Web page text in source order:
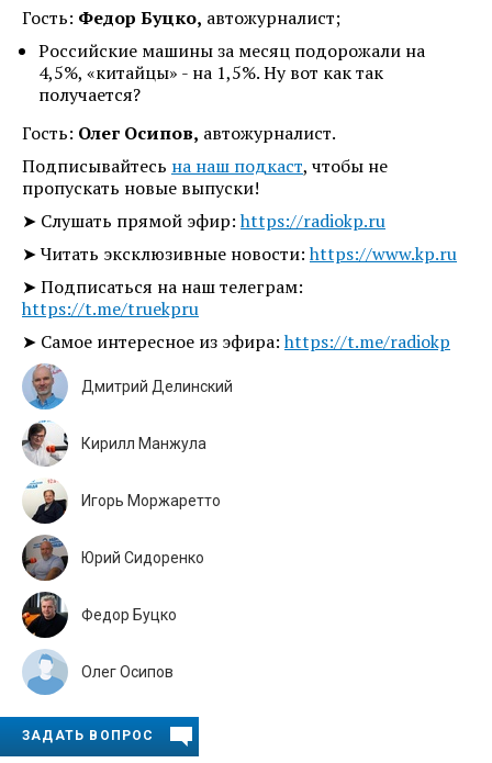
Гость: Федор Буцко, автожурналист;
Российские машины за месяц подорожали на
4,5%, «китайцы» - на 1,5%. Ну вот как так
получается?
Гость: Олег Осипов, автожурналист.
Подписывайтесь на наш подкаст, чтобы не
пропускать новые выпуски!
➤ Слушать прямой эфир:https://radiokp.ru
➤ Читать эксклюзивные новости:https://www.kp.ru
➤ Подписаться на наш телеграм:
https://t.me/truekpru
➤ Самое интересное из эфира:https://t.me/radiokp
Дмитрий Делинский
Кирилл Манжула
Игорь Моржаретто
Юрий Сидоренко
Федор Буцко
Олег Осипов
ЗАДАТЬ ВОПРОС